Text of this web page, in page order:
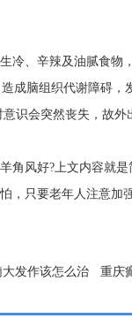
冷、辛辣及油腻食物
成脑组织代谢障碍
识会突然丧失，故外
角风好?上文内容就
，只要老年人注意
发作该怎么治
重庆